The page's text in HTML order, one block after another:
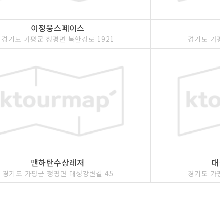
이정웅스페이스
경기도 가평군 청평면 북한강로 1921 경기도 가
맨하탄수상레저
경기도 가평군 청평면 대성강변길 45 경기도 가